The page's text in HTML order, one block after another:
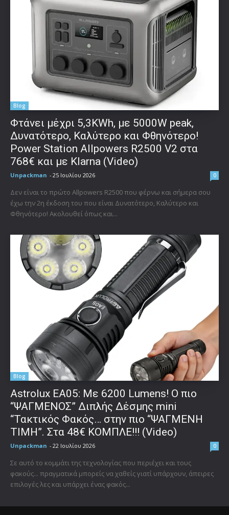
Blog
Φτάνει μέχρι 5,3KWh, με 5000W peak,
Δυνατότερο, Καλύτερο και Φθηνότερο!
Power Station Allpowers R2500 V2 στα
768€ και με Klarna (Video)
Unpackman - 25 Ιουλίου 2026 0
Δεν είναι το πρώτο Allpowers R2500 που φέρνω και σήμερα σου
έχω την 2η έκδοση του που είναι Δυνατότερο, Καλύτερο και
Φθηνότερο! Ακολουθεί όπως και...
Blog
Astrolux ΕΑ05: Με 6200 Lumens! Ο πιο
“ΨΑΓΜΕΝΟΣ” Διπλής Δέσμης mini
“Τακτικός Φακός… στην πιο “ΨΑΓΜΕΝΗ
ΤΙΜΗ”. Στα 48€ ΚΟΜΠΛΕ!!! (Video)
Unpackman - 22 Ιουλίου 2026 0
Σε αυτό το κομμάτι της τεχνολογίας που περιέχει και τους
φακούς... πραγματικά μπορείς να χαθείς γιατί υπάρχουν, άπειρες
επιλογές λες και υπάρχει ένας φακός...